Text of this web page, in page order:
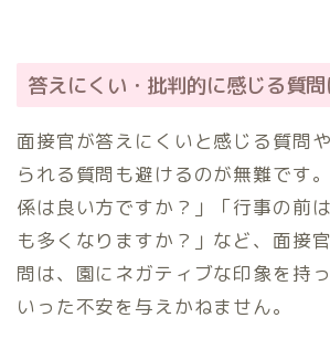
答えにくい・批判的に感じる質
面接官が答えにくいと感じる質問
られる質問も避けるのが無難です
係は良い方ですか？」「行事の前
も多くなりますか？」など、面接
問は、園にネガティブな印象を持
いった不安を与えかねません。